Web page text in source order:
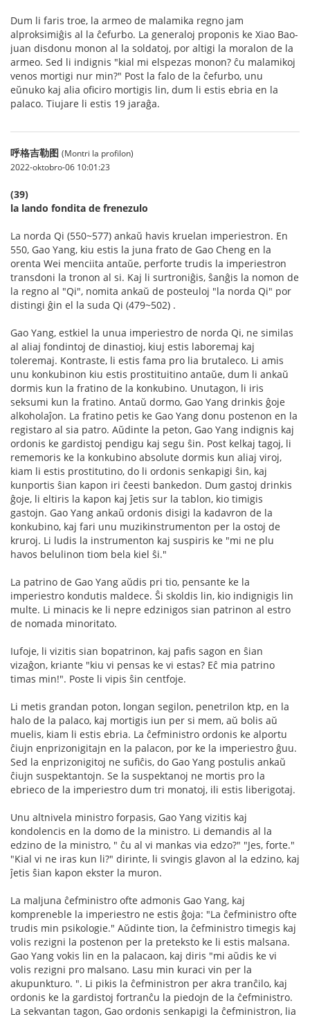
Dum li faris troe, la armeo de malamika regno jam
alproksimiĝis al la ĉefurbo. La generaloj proponis ke Xiao Bao-
juan disdonu monon al la soldatoj, por altigi la moralon de la
armeo. Sed li indignis "kial mi elspezas monon? ĉu malamikoj
venos mortigi nur min?" Post la falo de la ĉefurbo, unu
eŭnuko kaj alia oficiro mortigis lin, dum li estis ebria en la
palaco. Tiujare li estis 19 jaraĝa.
呼格吉勒图 (Montri la profilon)
2022-oktobro-06 10:01:23
(39)
la lando fondita de frenezulo
La norda Qi (550~577) ankaŭ havis kruelan imperiestron. En
550, Gao Yang, kiu estis la juna frato de Gao Cheng en la
orenta Wei menciita antaŭe, perforte trudis la imperiestron
transdoni la tronon al si. Kaj li surtroniĝis, ŝanĝis la nomon de
la regno al "Qi", nomita ankaŭ de posteuloj "la norda Qi" por
distingi ĝin el la suda Qi (479~502) .
Gao Yang, estkiel la unua imperiestro de norda Qi, ne similas
al aliaj fondintoj de dinastioj, kiuj estis laboremaj kaj
toleremaj. Kontraste, li estis fama pro lia brutaleco. Li amis
unu konkubinon kiu estis prostituitino antaŭe, dum li ankaŭ
dormis kun la fratino de la konkubino. Unutagon, li iris
seksumi kun la fratino. Antaŭ dormo, Gao Yang drinkis ĝoje
alkoholaĵon. La fratino petis ke Gao Yang donu postenon en la
registaro al sia patro. Aŭdinte la peton, Gao Yang indignis kaj
ordonis ke gardistoj pendigu kaj segu ŝin. Post kelkaj tagoj, li
rememoris ke la konkubino absolute dormis kun aliaj viroj,
kiam li estis prostitutino, do li ordonis senkapigi ŝin, kaj
kunportis ŝian kapon iri ĉeesti bankedon. Dum gastoj drinkis
ĝoje, li eltiris la kapon kaj ĵetis sur la tablon, kio timigis
gastojn. Gao Yang ankaŭ ordonis disigi la kadavron de la
konkubino, kaj fari unu muzikinstrumenton per la ostoj de
kruroj. Li ludis la instrumenton kaj suspiris ke "mi ne plu
havos belulinon tiom bela kiel ŝi."
La patrino de Gao Yang aŭdis pri tio, pensante ke la
imperiestro kondutis maldece. Ŝi skoldis lin, kio indignigis lin
multe. Li minacis ke li nepre edzinigos sian patrinon al estro
de nomada minoritato.
Iufoje, li vizitis sian bopatrinon, kaj pafis sagon en ŝian
vizaĝon, kriante "kiu vi pensas ke vi estas? Eĉ mia patrino
timas min!". Poste li vipis ŝin centfoje.
Li metis grandan poton, longan segilon, penetrilon ktp, en la
halo de la palaco, kaj mortigis iun per si mem, aŭ bolis aŭ
muelis, kiam li estis ebria. La ĉefministro ordonis ke alportu
ĉiujn enprizonigitajn en la palacon, por ke la imperiestro ĝuu.
Sed la enprizonigitoj ne sufiĉis, do Gao Yang postulis ankaŭ
ĉiujn suspektantojn. Se la suspektanoj ne mortis pro la
ebrieco de la imperiestro dum tri monatoj, ili estis liberigotaj.
Unu altnivela ministro forpasis, Gao Yang vizitis kaj
kondolencis en la domo de la ministro. Li demandis al la
edzino de la ministro, " ĉu al vi mankas via edzo?" "Jes, forte."
"Kial vi ne iras kun li?" dirinte, li svingis glavon al la edzino, kaj
ĵetis ŝian kapon ekster la muron.
La maljuna ĉefministro ofte admonis Gao Yang, kaj
kompreneble la imperiestro ne estis ĝoja: "La ĉefministro ofte
trudis min psikologie." Aŭdinte tion, la ĉefministro timegis kaj
volis rezigni la postenon per la preteksto ke li estis malsana.
Gao Yang vokis lin en la palacaon, kaj diris "mi aŭdis ke vi
volis rezigni pro malsano. Lasu min kuraci vin per la
akupunkturo. ". Li pikis la ĉefministron per akra tranĉilo, kaj
ordonis ke la gardistoj fortranĉu la piedojn de la ĉefministro.
La sekvantan tagon, Gao ordonis senkapigi la ĉefministron, lia